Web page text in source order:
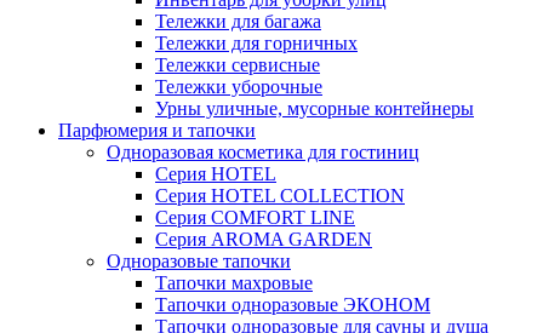
Тележки для багажа
Тележки для горничных
Тележки сервисные
Тележки уборочные
Урны уличные, мусорные контейнеры
Парфюмерия и тапочки
Одноразовая косметика для гостиниц
Серия HOTEL
Серия HOTEL COLLECTION
Серия СOMFORT LINE
Серия AROMA GARDEN
Одноразовые тапочки
Тапочки махровые
Тапочки одноразовые ЭКОНОМ
Тапочки одноразовые для сауны и душа